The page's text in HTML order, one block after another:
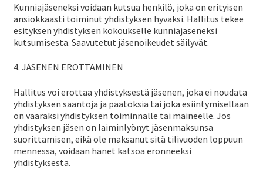
Metsästys
Materiaali
Forum
Linkit
Kunniajäseneksi voidaan kutsua henkilö, joka on erityisen
ansiokkaasti toiminut yhdistyksen hyväksi. Hallitus tekee
esityksen yhdistyksen kokoukselle kunniajäseneksi
kutsumisesta. Saavutetut jäsenoikeudet säilyvät.
4. JÄSENEN EROTTAMINEN
Hallitus voi erottaa yhdistyksestä jäsenen, joka ei noudata
yhdistyksen sääntöjä ja päätöksiä tai joka esiintymisellään
on vaaraksi yhdistyksen toiminnalle tai maineelle. Jos
yhdistyksen jäsen on laiminlyönyt jäsenmaksunsa
suorittamisen, eikä ole maksanut sitä tilivuoden loppuun
mennessä, voidaan hänet katsoa eronneeksi
yhdistyksestä.